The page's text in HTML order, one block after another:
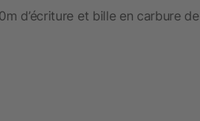
d’écriture et bille en carbure de